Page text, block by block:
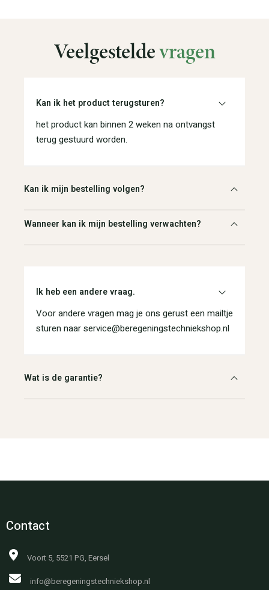
Veelgesteldevragen
Kan ik het product terugsturen?
het product kan binnen 2 weken na ontvangst
terug gestuurd worden.
Kan ik mijn bestelling volgen?
Wanneer kan ik mijn bestelling verwachten?
Ik heb een andere vraag.
Voor andere vragen mag je ons gerust een mailtje
sturen naar service@beregeningstechniekshop.nl
Wat is de garantie?
Contact
Voort 5, 5521 PG, Eersel
info@beregeningstechniekshop.nl